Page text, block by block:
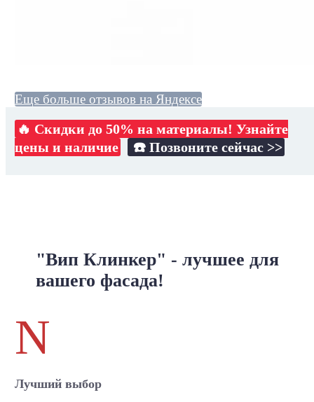
Еще больше отзывов на Яндексе
🔥 Скидки до 50% на материалы! Узнайте
цены и наличие
☎️ Позвоните сейчас >>
"Вип Клинкер" - лучшее для
вашего фасада!
N
Лучший выбор